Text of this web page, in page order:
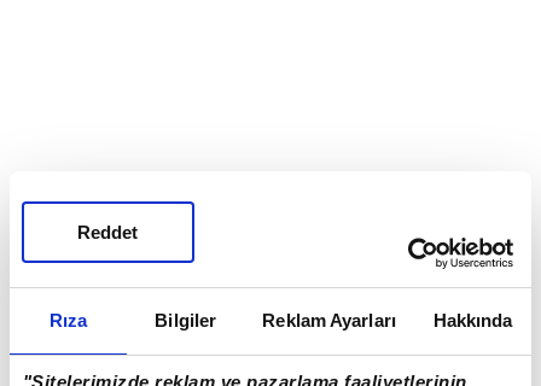
Rıza Bilgiler Reklam Ayarları Hakkında
Reddet
Çevrede bulunanlara "Suyu açın" diye seslenen
Mahmut Tanal, hortumdan akan suyla çatının
üzerinde poz verdi.
Genel Merkez çevresinde bulunan partililerin
Tanal'ı yuhaladığı duyuldu.